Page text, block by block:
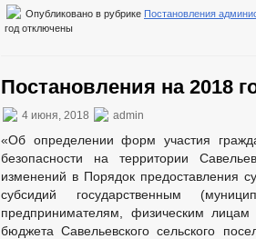
Опубликовано в рубрике Постановления
год отключены
Постановления на 2018
4 июня, 2018 admin
«Об определении форм участия
безопасности на территории
изменений в Порядок предоставления
субсидий государственным
предпринимателям, физическим
бюджета Савельевского сельского